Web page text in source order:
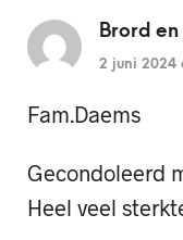
Brord
2 juni 2024
Fam.Daems
Gecondoleerd
Heel veel